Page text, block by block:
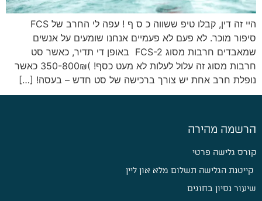
היי זה דין, קבלו טיפ ששווה כ ס ף ! עפה לי החרב של FCS
סיפור מוכר. לא פעם לא פעמיים אנחנו שומעים על אנשים
שמאבדים חרבות מסוג FCS-2 באופן די תדיר, כאשר סט
חרבות מסוג זה עלול לעלות לא מעט כסף! )350-800₪ כאשר
נופלת חרב אחת יש צורך ברכישה של סט חדש – בעסה! […]
הרשמה מהירה
קורס גלישה פרטי
קייטנת הגלישה תשלום מלא און ליין
שיעור נסיון בחוגים